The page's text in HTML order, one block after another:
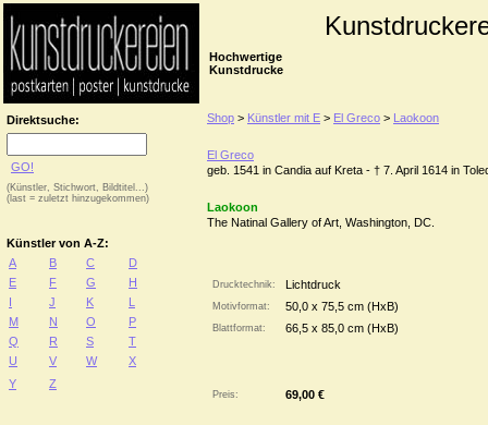
Hochwertige
Kunstdrucke
Direktsuche:
GO!
(Künstler, Stichwort, Bildtitel...)
(last = zuletzt hinzugekommen)
Künstler von A-Z:
A
B C
D
E
F G
H
I
J K
L
M
N O
P
Q
R S
T
U
V W
X
Y
Z
Shop > Künstler mit E > El Greco > Laokoon
El Greco
geb. 1541 in Candia auf Kreta - † 7. April 1614 in
Laokoon
The Natinal Gallery of Art, Washington, DC.
Drucktechnik: Lichtdruck
Motivformat: 50,0 x 75,5 cm (HxB)
Blattformat: 66,5 x 85,0 cm (HxB)
Preis: 69,00 €